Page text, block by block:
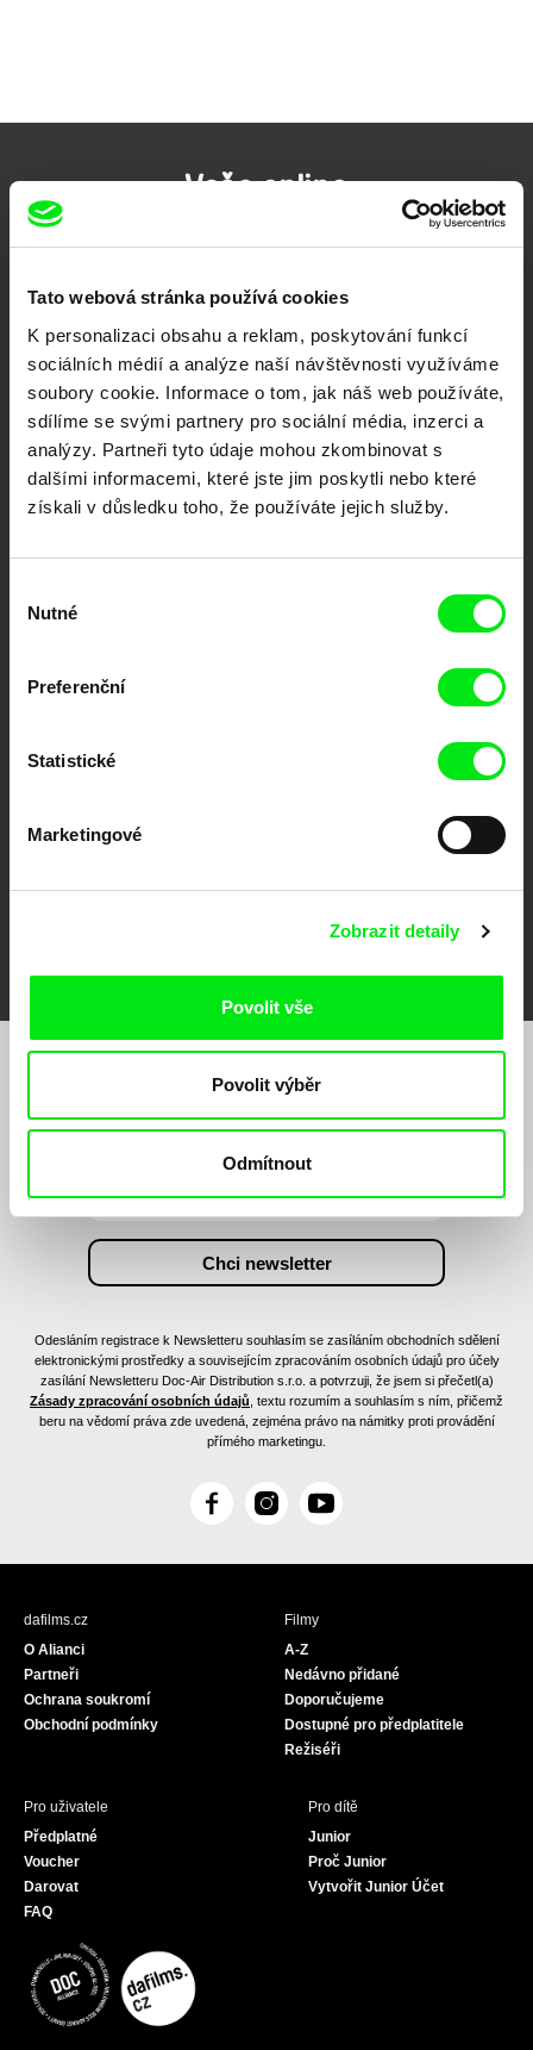
Tato webová stránka používá cookies
K personalizaci obsahu a reklam, poskytování funkcí
sociálních médií a analýze naší návštěvnosti využíváme
soubory cookie. Informace o tom, jak náš web používáte,
sdílíme se svými partnery pro sociální média, inzerci a
analýzy. Partneři tyto údaje mohou zkombinovat s
dalšími informacemi, které jste jim poskytli nebo které
získali v důsledku toho, že používáte jejich služby.
souhlasu
Nutné
Preferenční
Statistické
Marketingové
Zobrazit detaily
Povolit vše
Povolit výběr
Odmítnout
Vaše online
Nové festivalové filmy
každý týden
Portál DAFilms.cz je výsledkem tvůrčí spolupráce 7 klíčových evropských
posouvat hranice dokumentárního filmu, propagovat jeho rozmanitost a
podporovat kvalitní autorské filmy.
Členové Doc Alliance
DOK Leipzig
Visions du Réel
Chcete být pravidelně informováni o našem
Odesláním registrace k Newsletteru souhlasím se zasíláním obchodních sdělení
elektronickými prostředky a souvisejícím zpracováním osobních údajů pro účely
zasílání Newsletteru Doc-Air Distribution s.r.o. a potvrzuji, že jsem si přečetl(a)
Zásady zpracování osobních údajů , textu rozumím a souhlasím s ním, přičemž
beru na vědomí práva zde uvedená, zejména právo na námitky proti provádění
přímého marketingu.
F
c
I
s
Y
u
dafilms.cz
O Alianci
Partneři
Ochrana soukromí
Obchodní podmínky
Filmy
A-Z
Nedávno přidané
Doporučujeme
Dostupné pro předplatitele
Režiséři
Pro uživatele
Předplatné
Voucher
Darovat
FAQ
Pro dítě
Junior
Proč Junior
Vytvořit Junior Účet